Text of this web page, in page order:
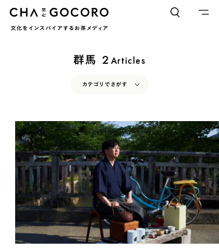
ワードでさがす
INTERVIEW CHAGOCORO TALK イベント 日本茶、再発見
茶と器 茶と食 茶のつくり手たち Ocha SURU? Lab.
PAUSE & INSPIRE ファーストプレイスで、お茶を COLUMN
COLOURS BY CHAGOCORO
お茶でさがす
煎茶 萎凋茶 発酵茶 ほうじ茶 紅茶 玄米茶
ブレンドティー 釜炒り茶 番茶 台湾茶 抹茶
群馬 2 Articles
カテゴリでさがす
日本茶、再発見 茶と器 茶と食
茶のつくり手たち Ocha SURU? Lab.
PAUSE & INSPIRE ファーストプレイスで、お茶を
COLUMN COLOURS BY CHAGOCORO